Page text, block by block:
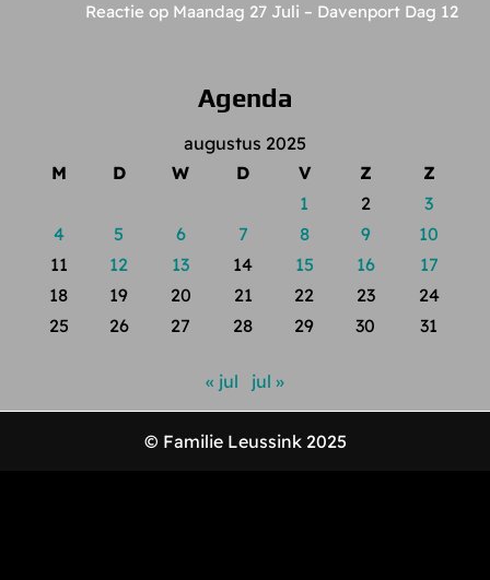
Reactie op Maandag 27 Juli – Davenport Dag 12
Agenda
augustus 2025
M
D W D V Z
Z
1
2
3
4
5 6 7 8 9
10
11
12 13 14 15 16
17
18
19 20 21 22 23
24
25
26 27 28 29 30 31
« jul jul »
© Familie Leussink 2025